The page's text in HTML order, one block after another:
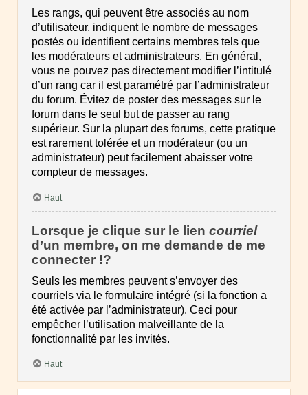
Les rangs, qui peuvent être associés au nom
d’utilisateur, indiquent le nombre de messages
postés ou identifient certains membres tels que
les modérateurs et administrateurs. En général,
vous ne pouvez pas directement modifier l’intitulé
d’un rang car il est paramétré par l’administrateur
du forum. Évitez de poster des messages sur le
forum dans le seul but de passer au rang
supérieur. Sur la plupart des forums, cette pratique
est rarement tolérée et un modérateur (ou un
administrateur) peut facilement abaisser votre
compteur de messages.
Haut
Lorsque je clique sur le lien courriel
d’un membre, on me demande de me
connecter !?
Seuls les membres peuvent s’envoyer des
courriels via le formulaire intégré (si la fonction a
été activée par l’administrateur). Ceci pour
empêcher l’utilisation malveillante de la
fonctionnalité par les invités.
Haut